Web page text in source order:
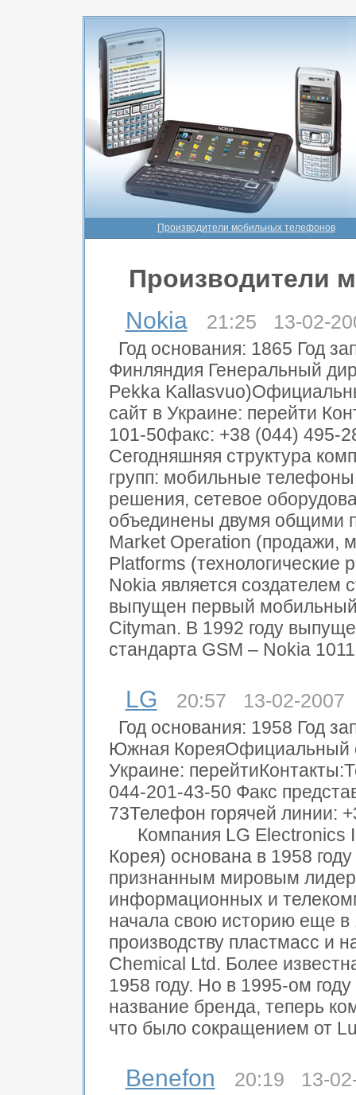
Производители мобильных телефонов
Производители
Nokia 21:25 13-02-
Год основания: 1865 Год
Финляндия Генеральный
Pekka
сайт в Украине: перейти
101-50факс: +38 (044)
Сегодняшняя структура
групп: мобильные
решения, сетевое
объединены двумя общими
Market Operation (продажи,
Platforms (технологические
Nokia является создателем
выпущен первый
Cityman. В 1992 году
стандарта GSM – Nokia
LG 20:57 13-02-2007
Год основания: 1958 Год
Южная КореяОфициальный
Украине:
044-201-43-50 Факс
73Телефон горячей линии:
Компания LG Electronics
Корея) основана в 1958
признанным мировым
информационных и
начала свою историю еще в
производству пластмасс и
Chemical Ltd. Более
1958 году. Но в 1995-ом
название бренда, теперь
что было сокращением от
Benefon 20:19 13-